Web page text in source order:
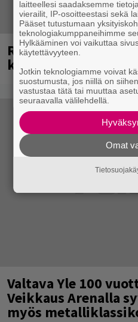
Rushin Neail
kuussa dokumentti
Valtava Yle 100
Veikkaus Arenalla
myös
laitteellesi saadaksemme
vierailit, IP-osoitteestasi sekä
Pääset tutustumaan
teknologiakumppaneihimme
Hylkääminen voi vaikuttaa
käytettävyyteen.
Jotkin teknologiamme voivat
suostumusta, jos niillä on
vastustaa tätä tai muuttaa
seuraavalla välilehdellä.
Omat